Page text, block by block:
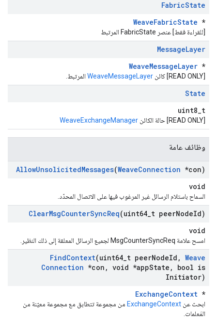
FabricState
WeaveFabricState *
[للقراءة فقط] عنصر FabricState المرتبط
MessageLayer
WeaveMessageLayer *
[READ ONLY] كائن WeaveMessageLayer المرتبط.
State
uint8_t
[READ ONLY] حالة الكائن WeaveExchangeManager
وظائف عامة
AllowUnsolicitedMessages(WeaveConnection *con)
void
السماح باستلام الرسائل غير المرغوب فيها على الاتصال المحدّد.
ClearMsgCounterSyncReq(uint64 t peerNodeId)
void
امسح علامة MsgCounterSyncReq لجميع الرسائل المعلقة إلى ذلك النظير.
FindContext(uint64 t peerNodeId , Weave
Connection *con , void *appState ,
bool is
Initiator)
ExchangeContext *
ابحث عن ExchangeContext من مجموعة تتطابق مع مجموعة معيّنة من
المَعلمات.